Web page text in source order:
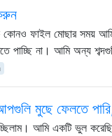
কোনও ফাইল মোছার সময়
পাচ্ছি না। আমি অন্য
মুছে ফেলতে
আমি একটি ভুল